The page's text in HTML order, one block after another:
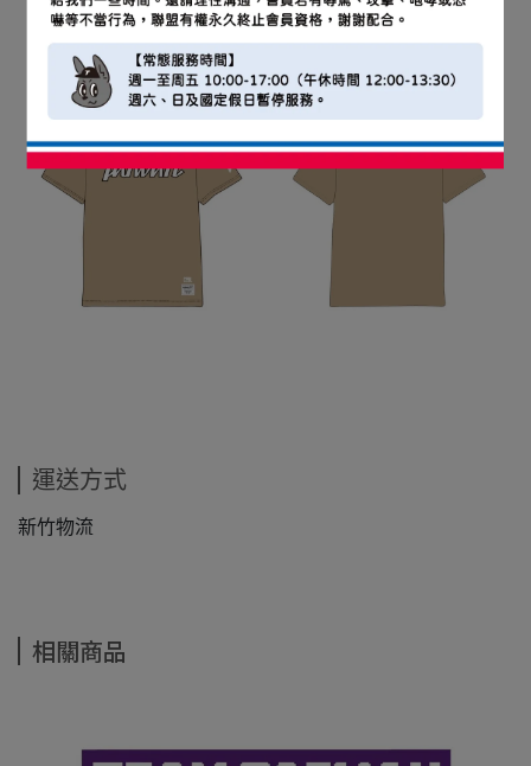
運送方式
新竹物流
相關商品